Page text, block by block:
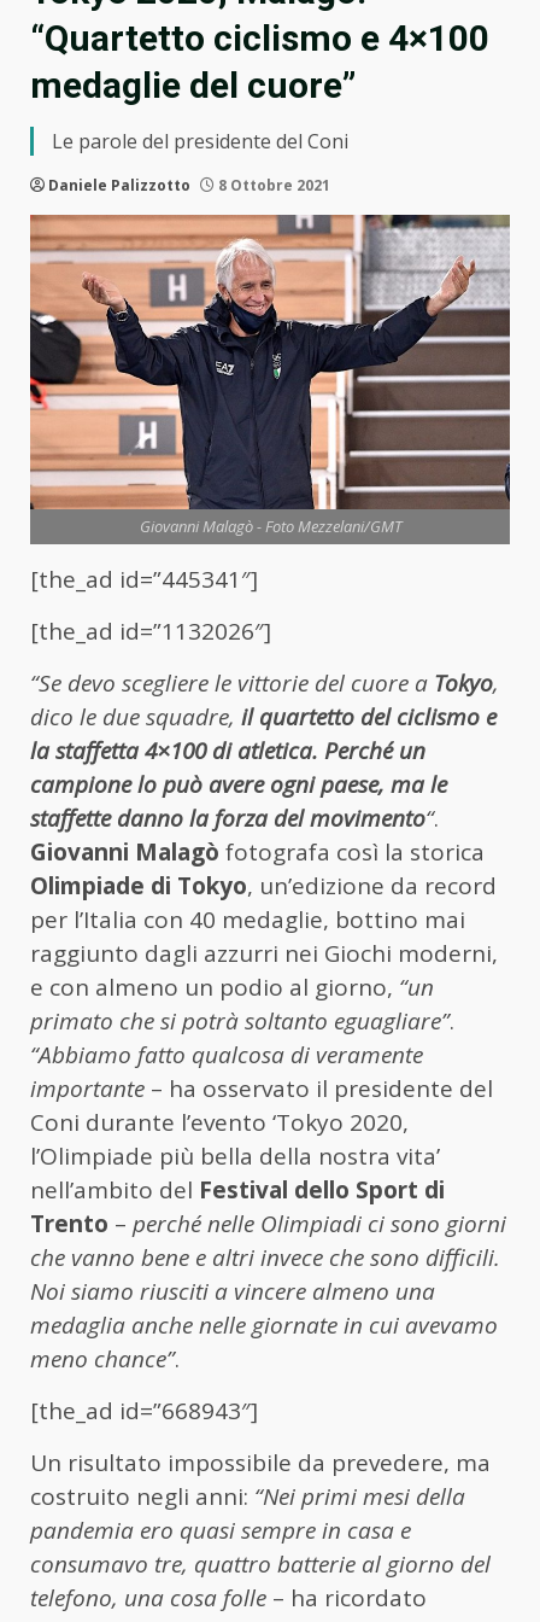
“Quartetto ciclismo e 4×100
medaglie del cuore”
Le parole del presidente del Coni
Daniele Palizzotto 8 Ottobre 2021
Giovanni Malagò - Foto Mezzelani/GMT
[the_ad id=”445341″]
[the_ad id=”1132026″]
“Se devo scegliere le vittorie del cuore a Tokyo,
dico le due squadre, il quartetto del ciclismo e
la staffetta 4×100 di atletica. Perché un
campione lo può avere ogni paese, ma le
staffette danno la forza del movimento“.
Giovanni Malagò fotografa così la storica
Olimpiade di Tokyo, un’edizione da record
per l’Italia con 40 medaglie, bottino mai
raggiunto dagli azzurri nei Giochi moderni,
e con almeno un podio al giorno, “un
primato che si potrà soltanto eguagliare”.
“Abbiamo fatto qualcosa di veramente
importante – ha osservato il presidente del
Coni durante l’evento ‘Tokyo 2020,
l’Olimpiade più bella della nostra vita’
nell’ambito del Festival dello Sport di
Trento – perché nelle Olimpiadi ci sono giorni
che vanno bene e altri invece che sono difficili.
Noi siamo riusciti a vincere almeno una
medaglia anche nelle giornate in cui avevamo
meno chance”.
[the_ad id=”668943″]
Un risultato impossibile da prevedere, ma
costruito negli anni: “Nei primi mesi della
pandemia ero quasi sempre in casa e
consumavo tre, quattro batterie al giorno del
telefono, una cosa folle – ha ricordato